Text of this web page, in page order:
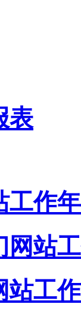
表
工作
网站
站工